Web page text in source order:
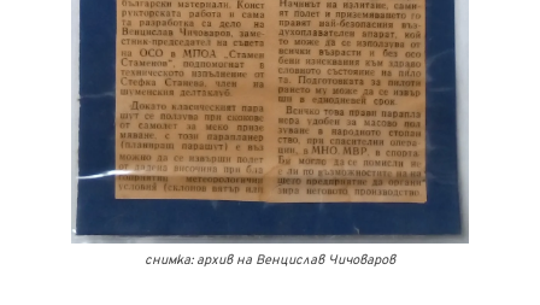
снимка: архив на Венцислав Чичоваров